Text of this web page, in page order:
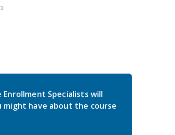
Specialists will
might have about the course